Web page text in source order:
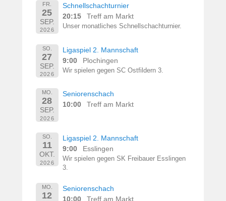
FR.
25
SEP.
2026
Schnellschachturnier
20:15
Treff am Markt
Unser monatliches Schnellschachturnier.
SO.
27
SEP.
2026
Ligaspiel 2. Mannschaft
9:00
Plochingen
Wir spielen gegen SC Ostfildern 3.
MO.
28
SEP.
2026
Seniorenschach
10:00
Treff am Markt
SO.
11
OKT.
2026
Ligaspiel 2. Mannschaft
9:00
Esslingen
Wir spielen gegen SK Freibauer Esslingen
3.
MO.
12
Seniorenschach
10:00
Treff am Markt